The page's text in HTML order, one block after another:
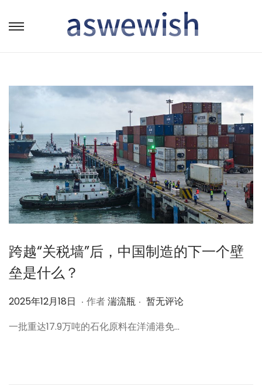
转
航
跳
容
跨越“关税墙”后，中国制造的下一个壁
垒是什么？
作
2025年12月18日 2
2
. 作者湍流瓶 . 暂无评论
一批重达17.9万吨的石化原料在洋浦港免…